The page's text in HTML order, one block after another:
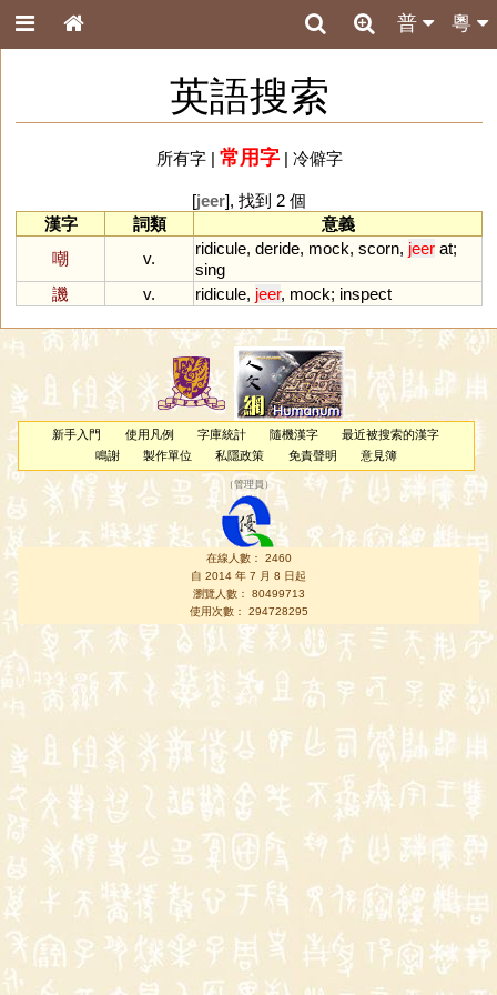
粵
普
英語搜索
所有字| 常用字| 冷僻字
[jeer], 找到 2 個
漢字
詞類
意義
嘲
v.
ridicule, deride, mock, scorn, jeer at;
sing
譏
v. ridicule, jeer, mock; inspect
新手入門 使用凡例 字庫統計 隨機漢字
最近被搜索的漢字
鳴謝
製作單位 私隱政策 免責聲明 意見簿
（管理員 ）
在線人數： 2460
自 2014 年 7 月 8 日起
瀏覽人數： 80499713
使用次數： 294728295